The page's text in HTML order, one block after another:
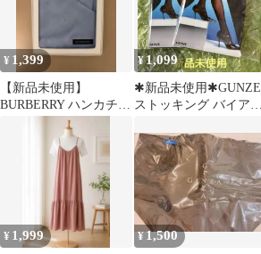
¥ 1,399
【新品未使用】
BURBERRY ハンカチ
水色シャドーチェック
¥1,099
✱新品未使用✱GUNZE
ストッキング バイアス
¥ 1,999 ¥1,500